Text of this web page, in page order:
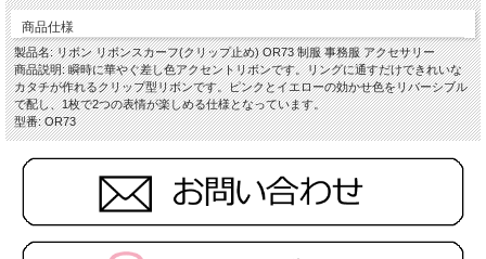
商品仕様
製品名: リボン リボンスカーフ(クリップ止め) OR73 制服 事務服 アクセサリー
商品説明: 瞬時に華やぐ差し色アクセントリボンです。リングに通すだけできれいな
カタチが作れるクリップ型リボンです。ピンクとイエローの効かせ色をリバーシブル
で配し、1枚で2つの表情が楽しめる仕様となっています。
型番: OR73